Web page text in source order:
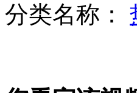
分类名称：